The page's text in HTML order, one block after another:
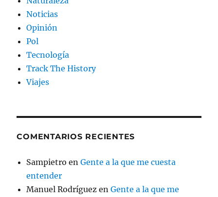
Noticias
Opinión
Pol
Tecnología
Track The History
Viajes
COMENTARIOS RECIENTES
Sampietro enGente a la que me cuesta
entender
Manuel Rodríguez enGente a la que me